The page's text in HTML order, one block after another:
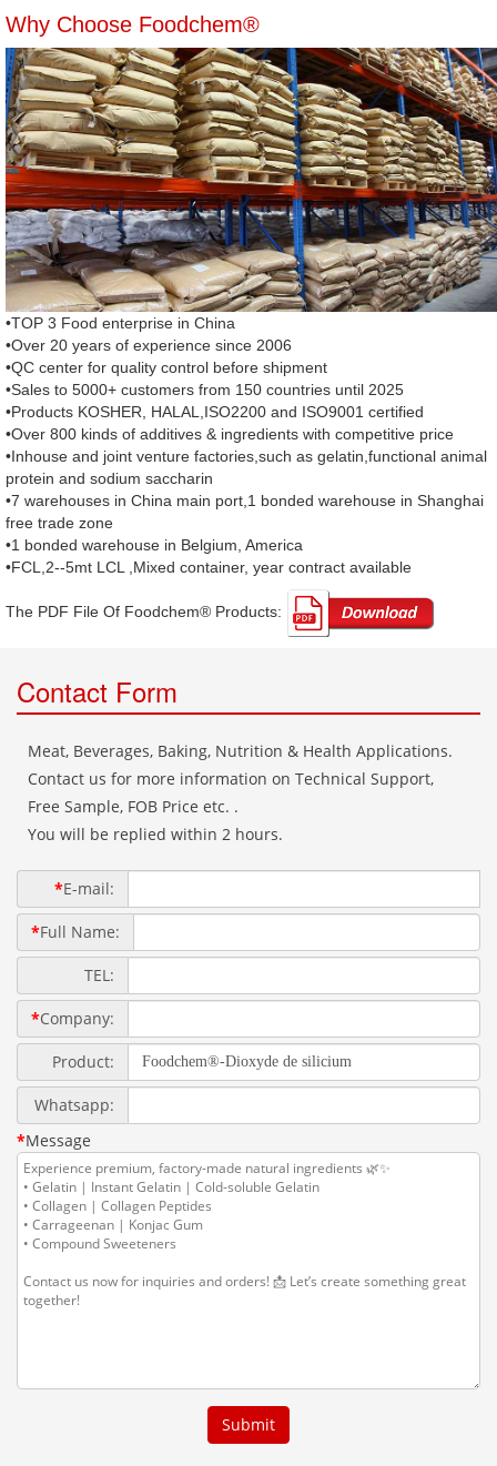
Why Choose Foodchem®
•TOP 3 Food enterprise in China
•Over 20 years of experience since 2006
•QC center for quality control before shipment
•Sales to 5000+ customers from 150 countries until 2025
•Products KOSHER, HALAL,ISO2200 and ISO9001 certified
•Over 800 kinds of additives & ingredients with competitive price
•Inhouse and joint venture factories,such as gelatin,functional animal
protein and sodium saccharin
•7 warehouses in China main port,1 bonded warehouse in Shanghai
free trade zone
•1 bonded warehouse in Belgium, America
•FCL,2--5mt LCL ,Mixed container, year contract available
The PDF File Of Foodchem® Products: